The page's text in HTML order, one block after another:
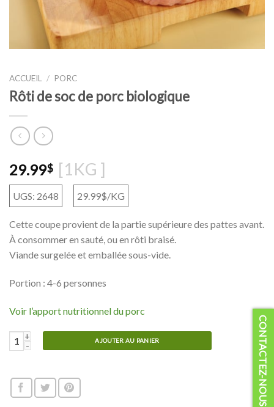
ACCUEIL / PORC
Rôti de soc de porc biologique
29.99$ [1KG ]
UGS: 2648 29.99$/KG
Cette coupe provient de la partie supérieure des pattes avant.
À consommer en sauté, ou en rôti braisé.
Viande surgelée et emballée sous-vide.
Portion : 4-6 personnes
Voir l’apport nutritionnel du porc
quantité de Rôti de soc de porc biologique
AJOUTER AU PANIER CONTACTEZ-NOUS